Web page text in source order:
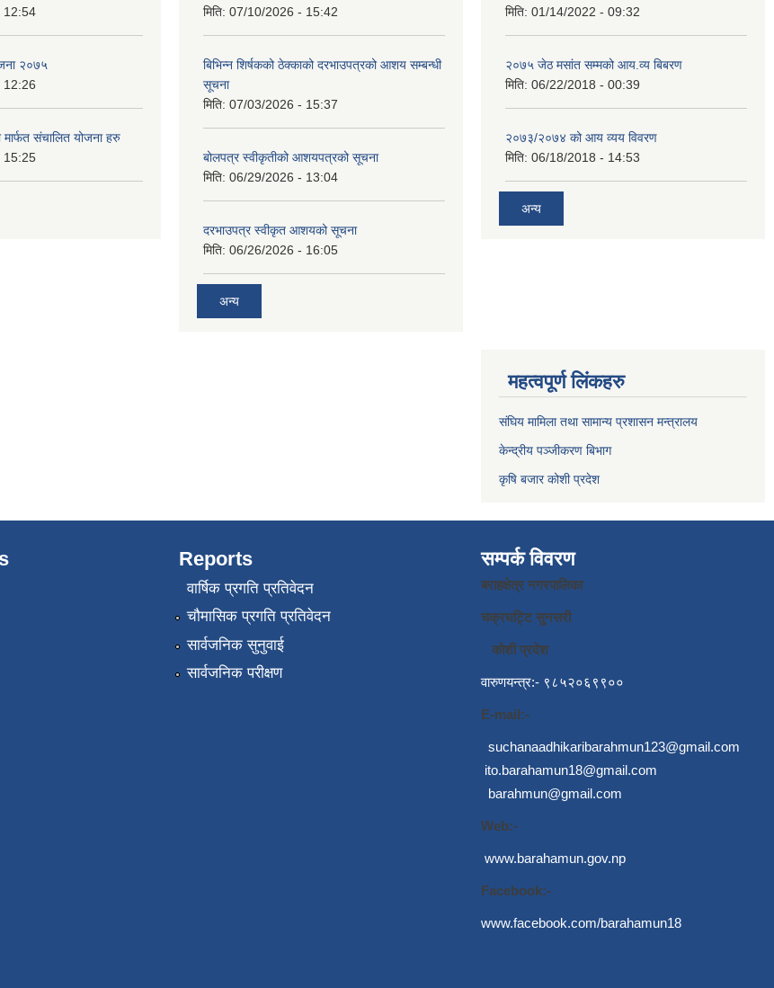
12:54
२०७५
12:26
संचालित योजना हरु
15:25
मिति: 07/10/2026 - 15:42
बिभिन्‍न शिर्षकको ठेक्काको दरभाउपत्रको आशय सम्बन्धी
सूचना
मिति: 07/03/2026 - 15:37
बोलपत्र स्वीकृतीको आशयपत्रको सूचना
मिति: 06/29/2026 - 13:04
दरभाउपत्र स्वीकृत आशयको सूचना
मिति: 06/26/2026 - 16:05
अन्य
मिति: 01/14/2022 - 09:32
२०७५ जेठ मसांत सम्मको आय.व्य बिबरण
मिति: 06/22/2018 - 00:39
२०७३/२०७४ को आय व्यय विवरण
मिति: 06/18/2018 - 14:53
अन्य
महत्वपूर्ण लिंकहरु
संघिय मामिला तथा सामान्य प्रशासन मन्त्रालय
केन्द्रीय पञ्जीकरण बिभाग
कृषि बजार कोशी प्रदेश
Reports
वार्षिक प्रगति प्रतिवेदन
चौमासिक प्रगति प्रतिवेदन
सार्वजनिक सुनुवाई
सार्वजनिक परीक्षण
सम्पर्क विवरण
बराहक्षेत्र नगरपालिका
चक्रघट्टि सुनसरी
कोशी प्रदेश
वारुणयन्त्र:- ९८५२०६९९००
E-mail:-
suchanaadhikaribarahmun123@gmail.com
ito.barahamun18@gmail.com
barahmun@gmail.com
Web:-
www.barahamun.gov.np
Facebook:-
www.facebook.com/barahamun18